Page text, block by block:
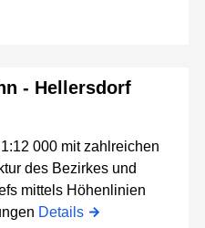
- Hellersdorf
000 mit zahlreichen
des Bezirkes und
mittels Höhenlinien
Details